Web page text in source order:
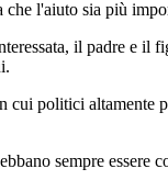
che l'aiuto sia più
il padre e il
politici altamente
sempre essere